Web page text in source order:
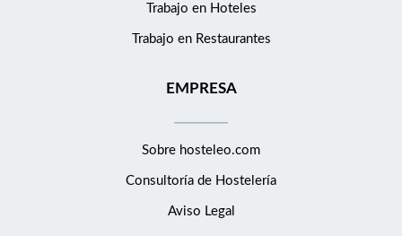
Trabajo en Hoteles
Trabajo en Restaurantes
EMPRESA
Sobre hosteleo.com
Consultoría de Hostelería
Aviso Legal